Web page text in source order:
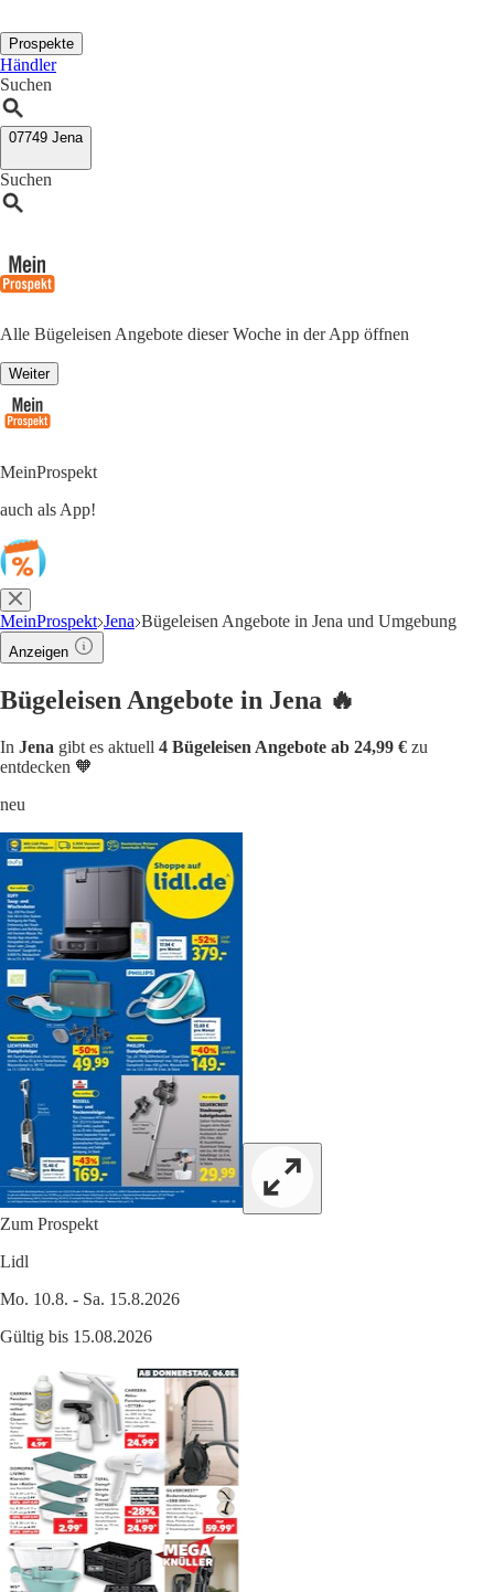
Prospekte
Händler
Suchen
07749 Jena
Suchen
Alle Bügeleisen Angebote dieser Woche in der App öffnen
Weiter
MeinProspekt
auch als App!
MeinProspekt Jena Bügeleisen Angebote in Jena und Umgebung
Anzeigen
Bügeleisen Angebote in Jena 🔥
In Jena gibt es aktuell 4 Bügeleisen Angebote ab 24,99 € zu
entdecken 🧡
neu
Zum Prospekt
Lidl
Mo. 10.8. - Sa. 15.8.2026
Gültig bis 15.08.2026